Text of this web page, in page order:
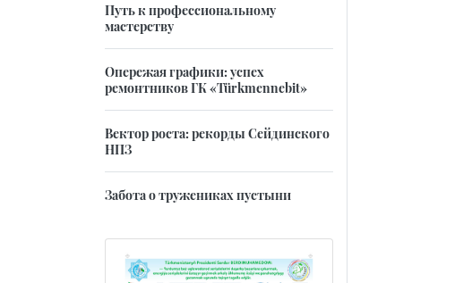
Путь к профессиональному
мастерству
Опережая графики: успех
ремонтников ГК «Türkmennebit»
Вектор роста: рекорды Сейдинского
НПЗ
Забота о тружениках пустыни